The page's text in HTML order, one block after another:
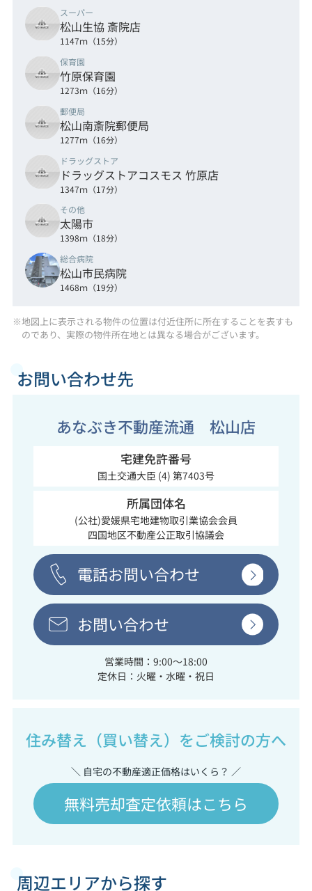
スーパー
松山生協 斎院店
1147ｍ（15分）
保育園
竹原保育園
1273ｍ（16分）
郵便局
松山南斎院郵便局
1277ｍ（16分）
ドラッグストア
ドラッグストアコスモス 竹原店
1347ｍ（17分）
その他
太陽市
1398ｍ（18分）
総合病院
松山市民病院
1468ｍ（19分）
※地図上に表示される物件の位置は付近住所に所在することを表すも
のであり、実際の物件所在地とは異なる場合がございます。
お問い合わせ先
あなぶき不動産流通 松山店
宅建免許番号
国土交通大臣 (4) 第7403号
所属団体名
(公社)愛媛県宅地建物取引業協会会員
四国地区不動産公正取引協議会
電話お問い合わせ
お問い合わせ
営業時間：9:00～18:00
定休日：火曜・水曜・祝日
住み替え（買い替え）をご検討の方へ
＼ 自宅の不動産適正価格はいくら？ ／
無料売却査定依頼はこちら
周辺エリアから探す